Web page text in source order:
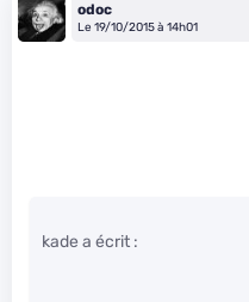
odoc
Le 19/10/2015 à 14h01
kade a écrit :